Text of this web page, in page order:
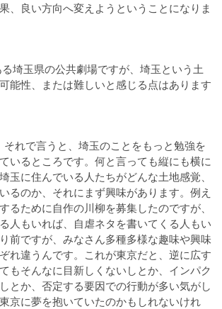
、良い方向へ変えようということになりま
埼玉県の公共劇場ですが、埼玉という土
能性、または難しいと感じる点はあります
それで言うと、埼玉のことをもっと勉強を
いるところです。何と言っても縦にも横に
玉に住んでいる人たちがどんな土地感覚、
るのか、それにまず興味があります。例え
るために自作の川柳を募集したのですが、
人もいれば、自虐ネタを書いてくる人もい
前ですが、みなさん多種多様な趣味や興味
れ違うんです。これが東京だと、逆に広す
もそんなに目新しくないしとか、インパク
とか、否定する要因での行動が多い気がし
京に夢を抱いていたのかもしれないけれ